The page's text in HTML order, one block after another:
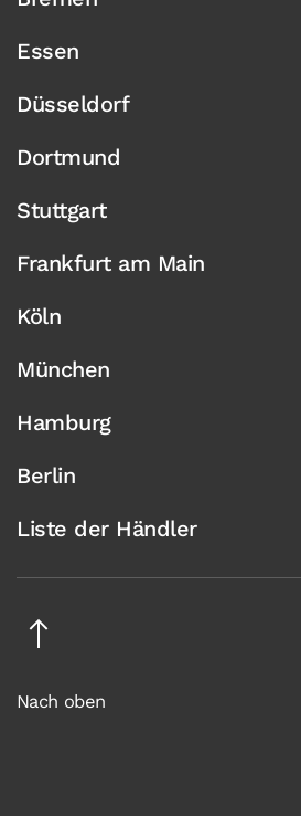
Essen
Düsseldorf
Dortmund
Stuttgart
Frankfurt am Main
Köln
München
Hamburg
Berlin
Liste der Händler
Nach oben